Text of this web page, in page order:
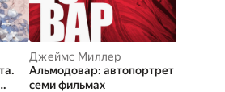
,Горбунова,
Джеймс Миллер
Альмодовар: автопортрет в
семи фильмах